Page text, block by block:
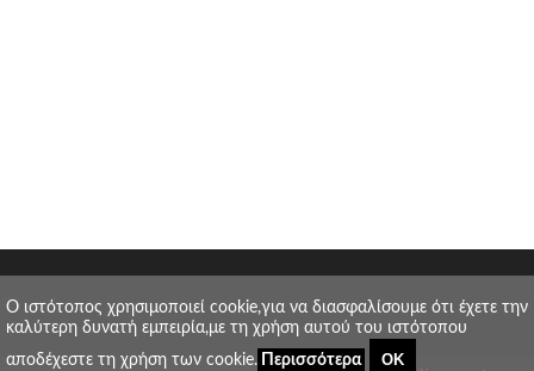
O ιστότοπος χρησιμοποιεί cookie,για να διασφαλίσουμε ότι έχετε την
καλύτερη δυνατή εμπειρία,με τη χρήση αυτού του ιστότοπου
αποδέχεστε τη χρήση των cookie.
Περισσότερα ΟΚ